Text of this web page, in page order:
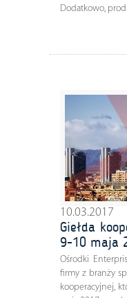
Dodatkowo,
10.03.2017
Giełda
9-10 maja
Ośrodki
firmy z branży
kooperacyjnej,